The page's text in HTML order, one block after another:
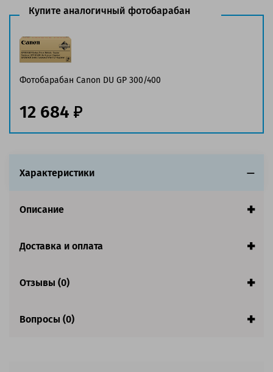
Производитель принтера:Canon
Оригинальность:
Цвет:Черный
Ресурс:8 200 страниц формата А4 при 5%
заполнении страницы.
Совместим с аппаратами
Купите аналогичный фотобарабан
Фотобарабан Canon DU GP 300/400
12 684
Характеристики
Описание
Доставка и оплата
Отзывы (0)
Вопросы (0)